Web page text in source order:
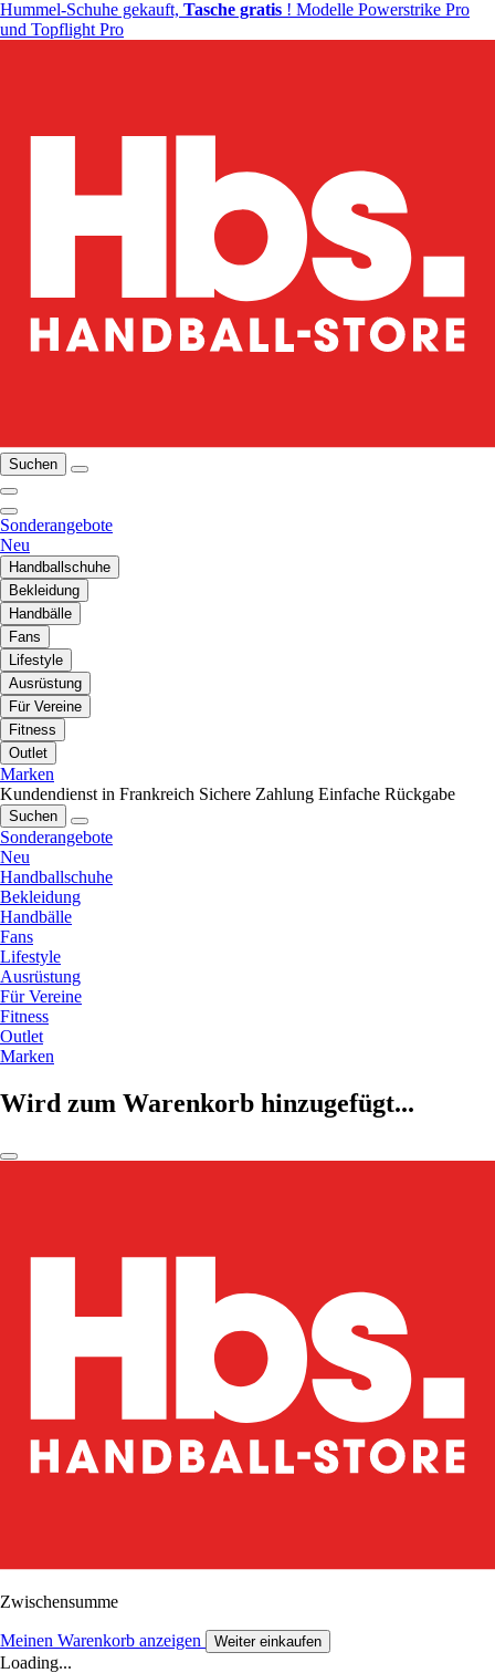
Hummel-Schuhe gekauft, Tasche gratis ! Modelle Powerstrike Pro
und Topflight Pro
Suchen
Sonderangebote
Neu
Handballschuhe
Bekleidung
Handbälle
Fans
Lifestyle
Ausrüstung
Für Vereine
Fitness
Outlet
Marken
Kundendienst in Frankreich Sichere Zahlung Einfache Rückgabe
Suchen
Sonderangebote
Neu
Handballschuhe
Bekleidung
Handbälle
Fans
Lifestyle
Ausrüstung
Für Vereine
Fitness
Outlet
Marken
Wird zum Warenkorb hinzugefügt...
Zwischensumme
Meinen Warenkorb anzeigen Weiter einkaufen
Loading...